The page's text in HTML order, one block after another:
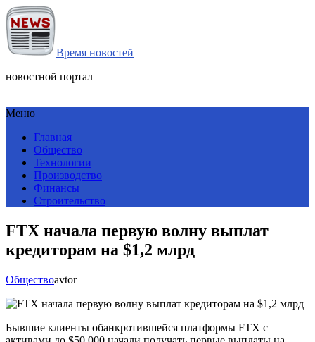
Время новостей
новостной портал
Меню
Главная
Общество
Технологии
Производство
Финансы
Строительство
FTX начала первую волну выплат
кредиторам на $1,2 млрд
Обществоavtor
Бывшие клиенты обанкротившейся платформы FTX с